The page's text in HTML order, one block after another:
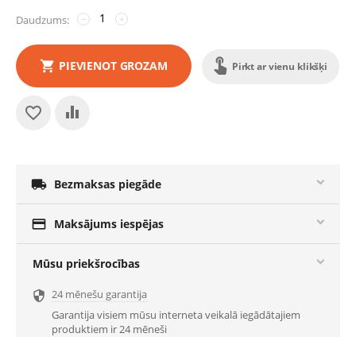
Daudzums: +
−
PIEVIENOT GROZAM Pirkt ar vienu klikšķi
 Bezmaksas piegāde
 Maksājums iespējas
Mūsu priekšrocības
 24 mēnešu garantija
Garantija visiem mūsu interneta veikalā iegādātajiem
produktiem ir 24 mēneši